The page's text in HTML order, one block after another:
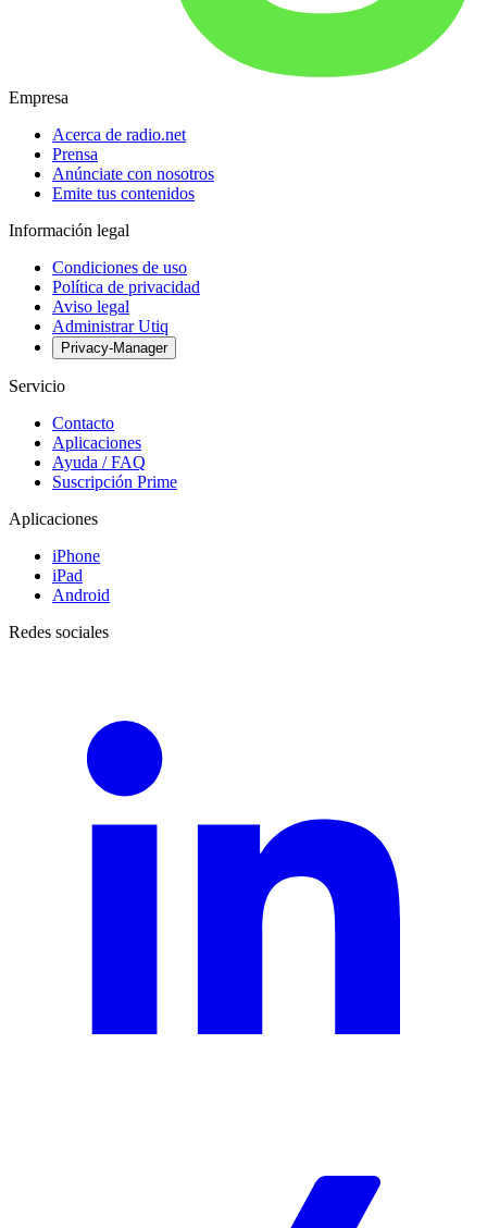
Empresa
Acerca de radio.net
Prensa
Anúnciate con nosotros
Emite tus contenidos
Información legal
Condiciones de uso
Política de privacidad
Aviso legal
Administrar Utiq
Privacy-Manager
Servicio
Contacto
Aplicaciones
Ayuda / FAQ
Suscripción Prime
Aplicaciones
iPhone
iPad
Android
Redes sociales